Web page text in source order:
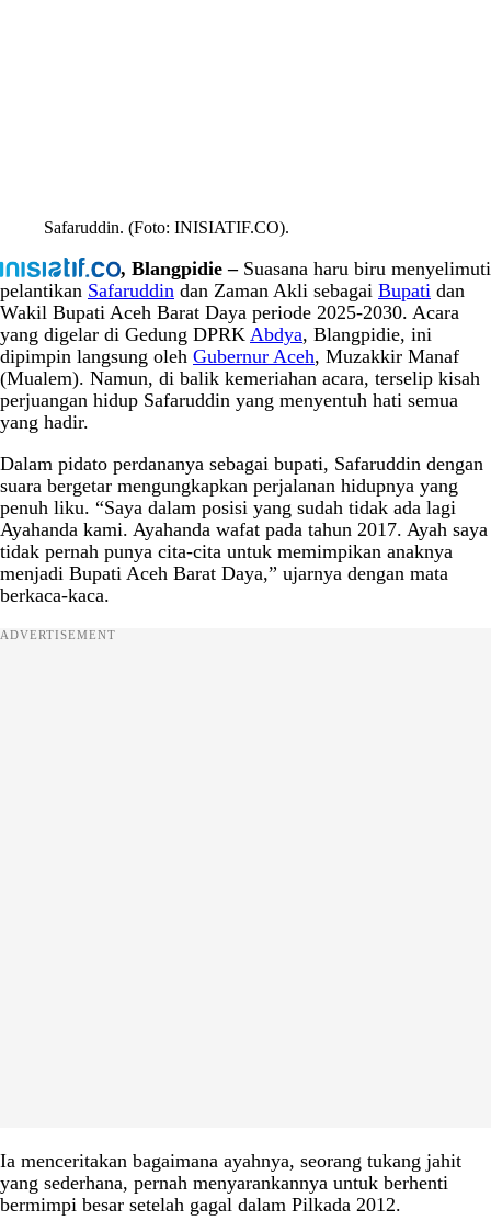
Safaruddin. (Foto: INISIATIF.CO).
, Blangpidie –Suasana haru biru menyelimuti
pelantikan Safaruddin dan Zaman Akli sebagai Bupati dan
Wakil Bupati Aceh Barat Daya periode 2025-2030. Acara
yang digelar di Gedung DPRK Abdya, Blangpidie, ini
dipimpin langsung oleh Gubernur Aceh, Muzakkir Manaf
(Mualem). Namun, di balik kemeriahan acara, terselip kisah
perjuangan hidup Safaruddin yang menyentuh hati semua
yang hadir.
Dalam pidato perdananya sebagai bupati, Safaruddin dengan
suara bergetar mengungkapkan perjalanan hidupnya yang
penuh liku. “Saya dalam posisi yang sudah tidak ada lagi
Ayahanda kami. Ayahanda wafat pada tahun 2017. Ayah saya
tidak pernah punya cita-cita untuk memimpikan anaknya
menjadi Bupati Aceh Barat Daya,” ujarnya dengan mata
berkaca-kaca.
ADVERTISEMENT
Ia menceritakan bagaimana ayahnya, seorang tukang jahit
yang sederhana, pernah menyarankannya untuk berhenti
bermimpi besar setelah gagal dalam Pilkada 2012.